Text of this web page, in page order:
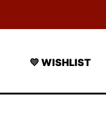
💛 WISHLIST